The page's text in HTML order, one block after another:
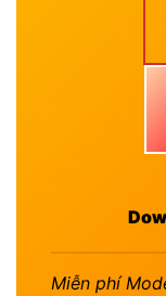
Miễn phí